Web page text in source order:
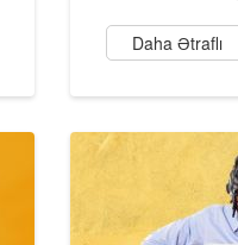
Daha Ətraflı